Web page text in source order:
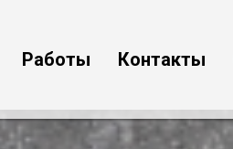
Работы Контакты